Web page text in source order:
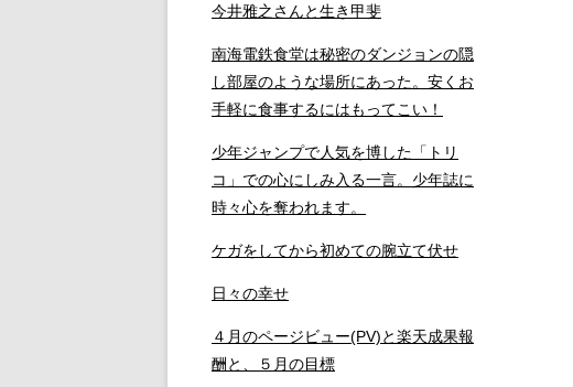
今井雅之さんと生き甲斐
南海電鉄食堂は秘密のダンジョンの隠
し部屋のような場所にあった。安くお
手軽に食事するにはもってこい！
少年ジャンプで人気を博した「トリ
コ」での心にしみ入る一言。少年誌に
時々心を奪われます。
ケガをしてから初めての腕立て伏せ
日々の幸せ
４月のページビュー(PV)と楽天成果報
酬と、５月の目標